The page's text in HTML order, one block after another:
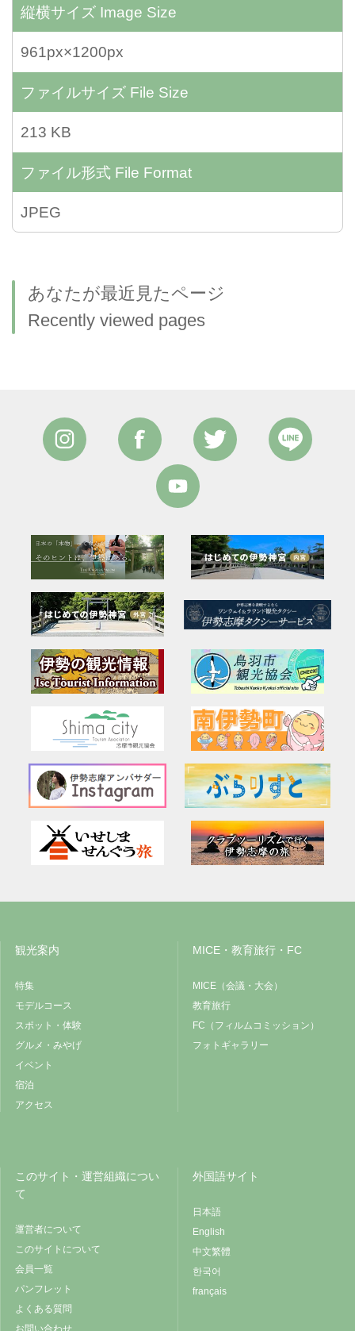
縦横サイズ Image Size
961px×1200px
ファイルサイズ File Size
213 KB
ファイル形式 File Format
JPEG
あなたが最近見たページ
Recently viewed pages
観光案内
特集
モデルコース
スポット・体験
グルメ・みやげ
イベント
宿泊
アクセス
MICE・教育旅行・FC
MICE（会議・大会）
教育旅行
FC（フィルムコミッション）
フォトギャラリー
このサイト・運営組織につい
て
運営者について
このサイトについて
会員一覧
パンフレット
よくある質問
お問い合わせ
外国語サイト
日本語
English
中文繁體
한국어
français